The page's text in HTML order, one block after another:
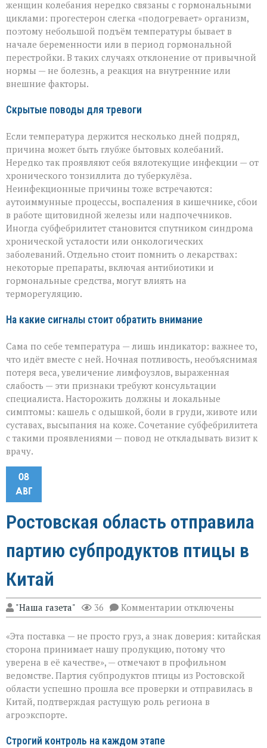
женщин колебания нередко связаны с гормональными
циклами: прогестерон слегка «подогревает» организм,
поэтому небольшой подъём температуры бывает в
начале беременности или в период гормональной
перестройки. В таких случаях отклонение от привычной
нормы — не болезнь, а реакция на внутренние или
внешние факторы.
Скрытые поводы для тревоги
Если температура держится несколько дней подряд,
причина может быть глубже бытовых колебаний.
Нередко так проявляют себя вялотекущие инфекции — от
хронического тонзиллита до туберкулёза.
Неинфекционные причины тоже встречаются:
аутоиммунные процессы, воспаления в кишечнике, сбои
в работе щитовидной железы или надпочечников.
Иногда субфебрилитет становится спутником синдрома
хронической усталости или онкологических
заболеваний. Отдельно стоит помнить о лекарствах:
некоторые препараты, включая антибиотики и
гормональные средства, могут влиять на
терморегуляцию.
На какие сигналы стоит обратить внимание
Сама по себе температура — лишь индикатор: важнее то,
что идёт вместе с ней. Ночная потливость, необъяснимая
потеря веса, увеличение лимфоузлов, выраженная
слабость — эти признаки требуют консультации
специалиста. Насторожить должны и локальные
симптомы: кашель с одышкой, боли в груди, животе или
суставах, высыпания на коже. Сочетание субфебрилитета
с такими проявлениями — повод не откладывать визит к
врачу.
08
АВГ
Ростовская область отправила
партию субпродуктов птицы в
Китай
"Наша газета" 36 Комментарии к
записи
область
отправила
партию
субпродуктов
птицы
в
Китай
отключены
«Эта поставка — не просто груз, а знак доверия: китайская
сторона принимает нашу продукцию, потому что
уверена в её качестве», — отмечают в профильном
ведомстве. Партия субпродуктов птицы из Ростовской
области успешно прошла все проверки и отправилась в
Китай, подтверждая растущую роль региона в
агроэкспорте.
Строгий контроль на каждом этапе